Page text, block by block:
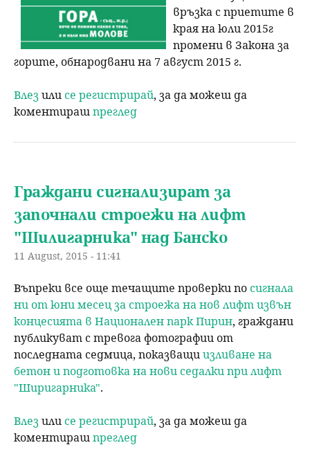
връзка с приетите в
края на юли 2015г
промени в Закона за
горите, обнародвани на 7 август 2015 г.
Влезили се регистрирай, за да можеш да
коментирашпреглед
Граждани сигнализират за
започнали строежи на лифт
"Шилигарника" над Банско
11 August, 2015 - 11:41
Въпреки все още течащите проверки по сигнала
ни от юни месец за строежа на нов лифт извън
концесията в Национален парк Пирин, граждани
публикуват с тревога фотографии от
последната седмица, показващиизливане на
бетон и подготовка на нови седалки при лифт
"Ширигарника".
Влезили се регистрирай, за да можеш да
коментирашпреглед